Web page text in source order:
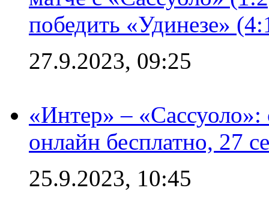
победить «Удинезе»
27.9.2023, 09:25
«Интер» –
онлайн бесплатно, 27
25.9.2023, 10:45